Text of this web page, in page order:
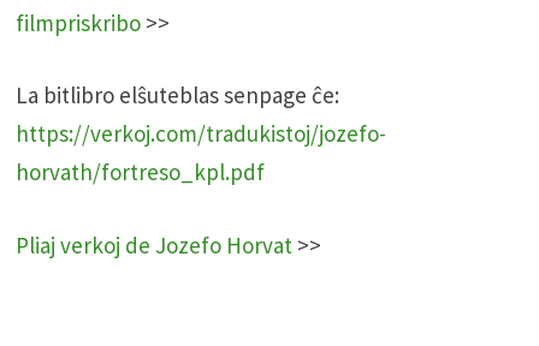
filmpriskribo>>
La bitlibro elŝuteblas senpage ĉe:
https://verkoj.com/tradukistoj/jozefo-
horvath/fortreso_kpl.pdf
Pliaj verkoj de Jozefo Horvat>>